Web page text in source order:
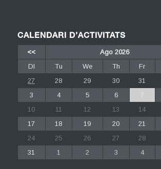
CALENDARI D’ACTIVITATS
<< Ago 2026
Dl
Tu We Th Fr
27
28 29 30 31
3
4 5 6 7
10
11 12 13 14
17
18 19 20 21
24
25 26 27 28
31
1 2 3 4